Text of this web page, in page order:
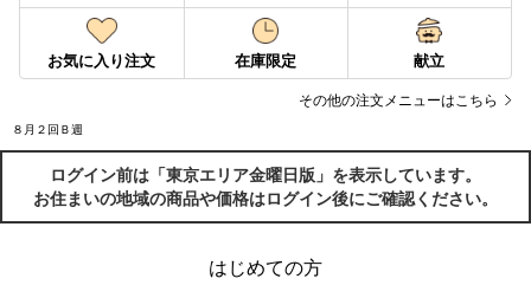
お気に入り注文 在庫限定 献立
その他の注文メニューはこちら
８月２回Ｂ週
ログイン前は「東京エリア金曜日版」を表示しています。
お住まいの地域の商品や価格はログイン後にご確認ください。
はじめての方